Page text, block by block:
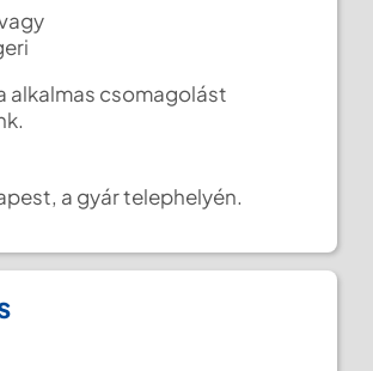
alkalmas csomagolást
a gyár telephelyén.